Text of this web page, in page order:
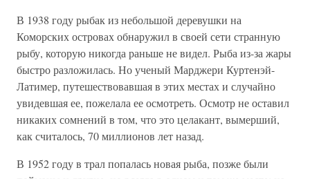
В 1938 году рыбак из небольшой деревушки на
Коморских островах обнаружил в своей сети странную
рыбу, которую никогда раньше не видел. Рыба из-за жары
быстро разложилась. Но ученый Марджери Куртенэй-
Латимер, путешествовавшая в этих местах и случайно
увидевшая ее, пожелала ее осмотреть. Осмотр не оставил
никаких сомнений в том, что это целакант, вымерший,
как считалось, 70 миллионов лет назад.
В 1952 году в трал попалась новая рыба, позже были